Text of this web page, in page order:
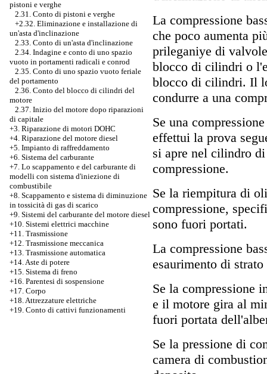
pistoni e verghe
2.31. Conto di pistoni e verghe
+2.32. Eliminazione e installazione di
un'asta d'inclinazione
2.33. Conto di un'asta d'inclinazione
2.34. Indagine e conto di uno spazio
vuoto in portamenti radicali e conrod
2.35. Conto di uno spazio vuoto feriale
del portamento
2.36. Conto del blocco di cilindri del
motore
2.37. Inizio del motore dopo riparazioni
di capitale
+3. Riparazione di motori DOHC
+4. Riparazione del motore diesel
+5. Impianto di raffreddamento
+6. Sistema del carburante
+7. Lo scappamento e del carburante di
modelli con sistema d'iniezione di
combustibile
+8. Scappamento e sistema di diminuzione
in tossicità di gas di scarico
+9. Sistemi del carburante del motore diesel
+10. Sistemi elettrici macchine
+11. Trasmissione
+12. Trasmissione meccanica
+13. Trasmissione automatica
+14. Aste di potere
+15. Sistema di freno
+16. Parentesi di sospensione
+17. Corpo
+18. Attrezzature elettriche
+19. Conto di cattivi funzionamenti
La compressione
che poco aumenta
prileganiye di
blocco di cilindri o
blocco di cilindri. Il
condurre a una
Se una
effettui la prova
si apre nel cilindro
compressione.
Se la riempitura di
compressione,
sono fuori portati.
La compressione
esaurimento di
Se la compressione
e il motore gira al
fuori portata
Se la pressione di
camera di